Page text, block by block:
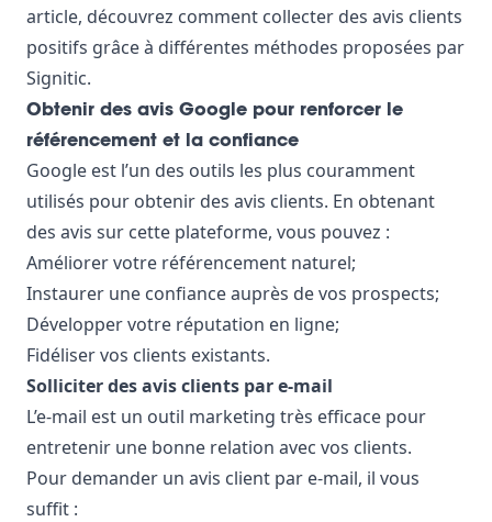
article, découvrez comment collecter des avis clients
positifs grâce à différentes méthodes proposées par
Signitic.
Obtenir des avis Google pour renforcer le
référencement et la confiance
Google est l’un des outils les plus couramment
utilisés pour obtenir des avis clients. En obtenant
des avis sur cette plateforme, vous pouvez :
Améliorer votre référencement naturel;
Instaurer une confiance auprès de vos prospects;
Développer votre réputation en ligne;
Fidéliser vos clients existants.
Solliciter des avis clients par e-mail
L’e-mail est un outil marketing très efficace pour
entretenir une bonne relation avec vos clients.
Pour demander un avis client par e-mail, il vous
suffit :